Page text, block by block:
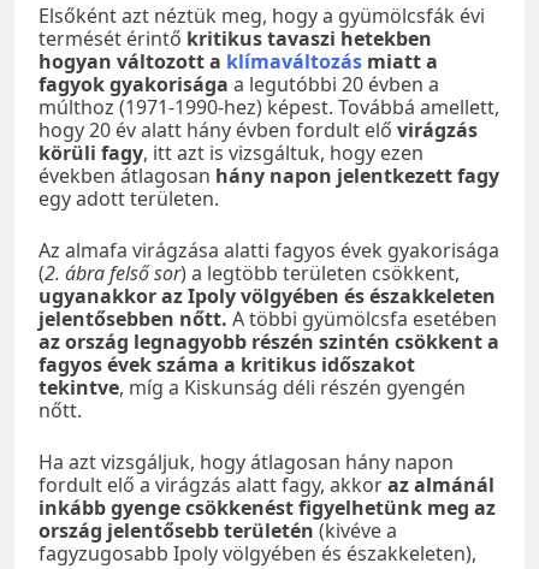
Elsőként azt néztük meg, hogy a gyümölcsfák évi
termését érintő kritikus tavaszi hetekben
hogyan változott a klímaváltozás miatt a
fagyok gyakorisága a legutóbbi 20 évben a
múlthoz (1971-1990-hez) képest. Továbbá amellett,
hogy 20 év alatt hány évben fordult elő virágzás
körüli fagy, itt azt is vizsgáltuk, hogy ezen
években átlagosan hány napon jelentkezett fagy
egy adott területen.
Az almafa virágzása alatti fagyos évek gyakorisága
(2. ábra felső sor) a legtöbb területen csökkent,
ugyanakkor az Ipoly völgyében és északkeleten
jelentősebben nőtt. A többi gyümölcsfa esetében
az ország legnagyobb részén szintén csökkent a
fagyos évek száma a kritikus időszakot
tekintve, míg a Kiskunság déli részén gyengén
nőtt.
Ha azt vizsgáljuk, hogy átlagosan hány napon
fordult elő a virágzás alatt fagy, akkoraz almánál
inkább gyenge csökkenést figyelhetünk meg az
ország jelentősebb területén (kivéve a
fagyzugosabb Ipoly völgyében és északkeleten),